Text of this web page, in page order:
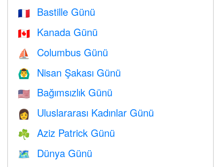
🇫🇷 Bastille Günü
🇨🇦 Kanada Günü
⛵️ Columbus Günü
🙆‍♂️ Nisan Şakası Günü
🇺🇸 Bağımsızlık Günü
👩 Uluslararası Kadınlar Günü
☘️ Aziz Patrick Günü
🗺️
Dünya Günü